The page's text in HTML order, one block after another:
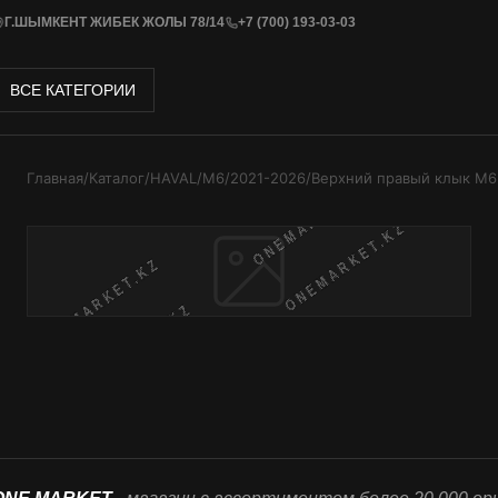
Г.ШЫМКЕНТ ЖИБЕК ЖОЛЫ 78/14 +7 (700) 193-03-03
ВСЕ КАТЕГОРИИ
Главная/Каталог/HAVAL /M6/2021-2026/Верхний правый клык